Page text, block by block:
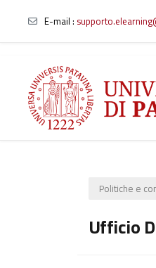
Vai al contenuto principale
E-mail :
Politiche e
Ufficio